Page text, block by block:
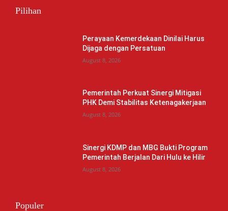
Pilihan
Perayaan Kemerdekaan Dinilai Harus
Dijaga dengan Persatuan
August 8, 2026
Pemerintah Perkuat Sinergi Mitigasi
PHK Demi Stabilitas Ketenagakerjaan
August 8, 2026
Sinergi KDMP dan MBG Bukti Program
Pemerintah Berjalan Dari Hulu ke Hilir
August 8, 2026
Populer